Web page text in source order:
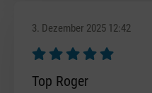
3. Dezember 2025 12:42
Bewertung mit 5 von 5
Top Roger